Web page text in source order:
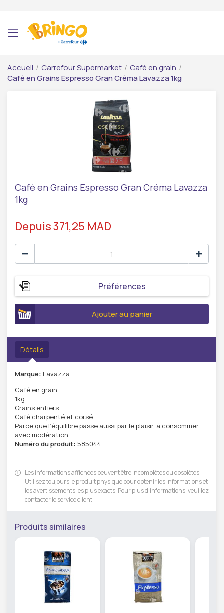
Accueil / Carrefour Supermarket / Café en grain /
Café en Grains Espresso Gran Créma Lavazza 1kg
Café en Grains Espresso Gran Créma Lavazza
1kg
Depuis 371,25 MAD
Préférences
Ajouter au panier
Détails
Marque: Lavazza
Café en grain
1kg
Grains entiers
Café charpenté et corsé
Parce que l’équilibre passe aussi par le plaisir, à consommer
avec modération.
Numéro du produit: 585044
Les informations affichées peuvent être incomplètes ou obsolètes.
Utilisez toujours le produit physique pour obtenir les informations et
les avertissements les plus exacts. Pour plus d'informations, veuillez
contacter le service client.
Produits similaires